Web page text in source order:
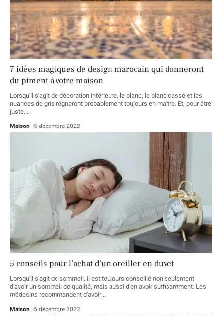
7 idées magiques de design marocain qui donneront
du piment à votre maison
Lorsqu'il s'agit de décoration intérieure, le blanc, le blanc cassé et les
nuances de gris régneront probablement toujours en maître. Et, pour être
juste,…
Maison 5 décembre 2022
5 conseils pour l’achat d’un oreiller en duvet
Lorsqu'il s'agit de sommeil, il est toujours conseillé non seulement
d'avoir un sommeil de qualité, mais aussi d'en avoir suffisamment. Les
médecins recommandent d'avoir…
Maison 5 décembre 2022